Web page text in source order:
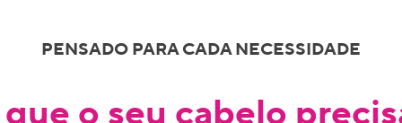
PENSADO PARA CADA NECESSIDADE
o seu cabelo